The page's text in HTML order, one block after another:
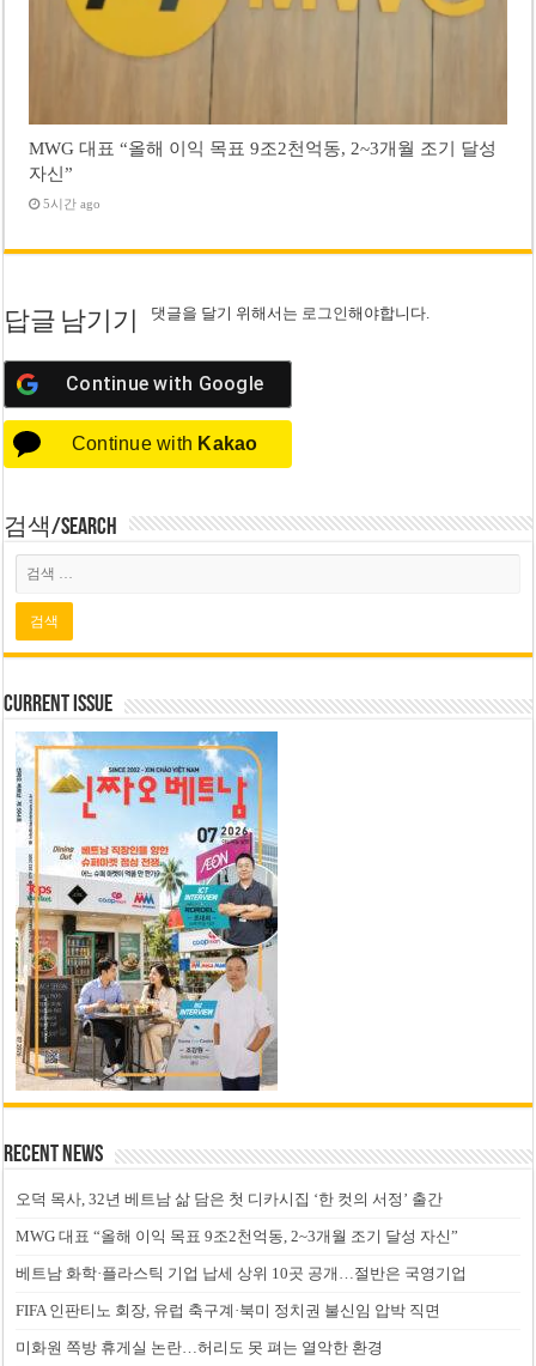
MWG 대표 “올해 이익 목표 9조2천억동, 2~3개월 조기 달성
자신”
5시간 ago
답글 남기기 댓글을 달기 위해서는 로그인해야합니다.
Continue with Google
Continue with Kakao
검색/Search
Current Issue
Recent News
오덕 목사, 32년 베트남 삶 담은 첫 디카시집 ‘한 컷의 서정’ 출간
MWG 대표 “올해 이익 목표 9조2천억동, 2~3개월 조기 달성 자신”
베트남 화학·플라스틱 기업 납세 상위 10곳 공개…절반은 국영기업
FIFA 인판티노 회장, 유럽 축구계·북미 정치권 불신임 압박 직면
미화원 쪽방 휴게실 논란…허리도 못 펴는 열악한 환경